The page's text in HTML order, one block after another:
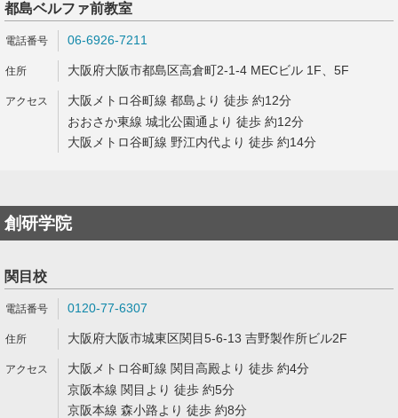
都島ベルファ前教室
06-6926-7211
大阪府大阪市都島区高倉町2-1-4 MECビル 1F、5F
大阪メトロ谷町線 都島より 徒歩 約12分
おおさか東線 城北公園通より 徒歩 約12分
大阪メトロ谷町線 野江内代より 徒歩 約14分
創研学院
関目校
0120-77-6307
大阪府大阪市城東区関目5-6-13 吉野製作所ビル2F
大阪メトロ谷町線 関目高殿より 徒歩 約4分
京阪本線 関目より 徒歩 約5分
京阪本線 森小路より 徒歩 約8分